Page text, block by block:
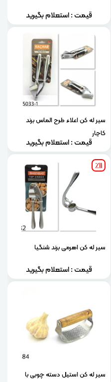
قیمت : استعلام بگیرید
سیر له کن اعلاء طرح الماس برند
کاچار
قیمت : استعلام بگیرید
٪11
سیر له کن اهرمی برند شنگیا
قیمت : استعلام بگیرید
سیر له کن استیل دسته چوبی با